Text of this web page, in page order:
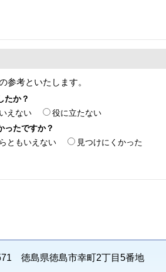
参考といたします。
たか？
えない
役に立たない
ったですか？
ともいえない 見つけにくかった
徳島県徳島市幸町2丁目5番地